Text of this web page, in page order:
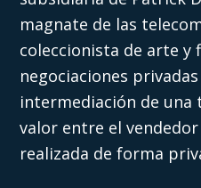
magnate de las
coleccionista de arte y
negociaciones
intermediación de una
valor entre el
realizada de forma